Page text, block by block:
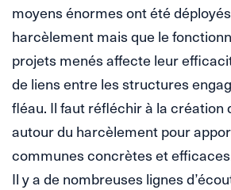
moyens énormes ont été
harcèlement mais que le
projets menés affecte leur
de liens entre les structures
fléau. Il faut réfléchir à la création
autour du harcèlement pour
communes concrètes et
Il y a de nombreuses lignes